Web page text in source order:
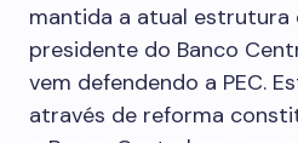
mantida a atual estrutura
presidente do Banco
vem defendendo a PEC.
através de reforma